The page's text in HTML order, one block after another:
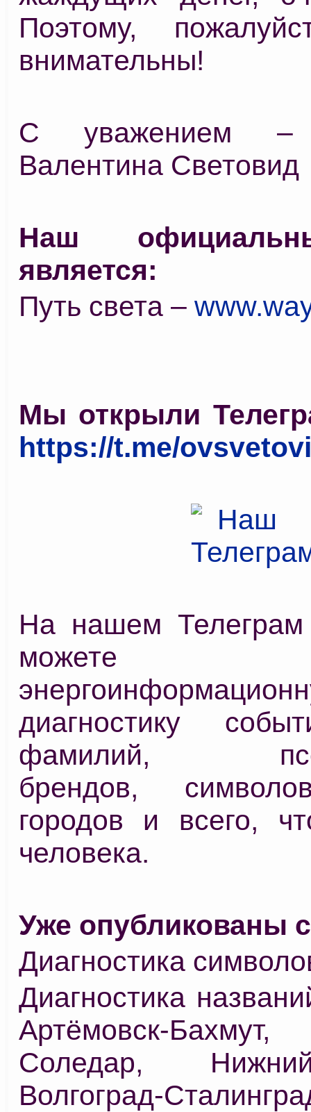
Поэтому,
внимательны!
С уважением
Валентина Световид
Наш
является:
Путь света –
Мы открыли
https://t.me/
На нашем
можете
диагностику
фамилий,
брендов,
городов и всего,
человека.
Уже опубликованы
Диагностика
Диагностика
Артёмовск-Бахмут,
Соледар,
Волгоград-